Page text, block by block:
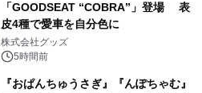
「GOODSEAT “COBRA”」登場 表
皮4種で愛車を自分色に
株式会社グッズ
5時間前
『おぱんちゅうさぎ』『んぽちゃむ』